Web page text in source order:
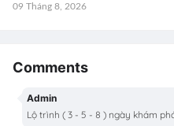
09 Tháng 8, 2026
Comments
Admin
Lộ trình ( 3 - 5 - 8 ) ngày khám